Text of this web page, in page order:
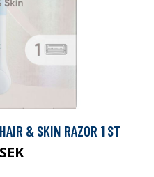
& SKIN RAZOR 1 ST